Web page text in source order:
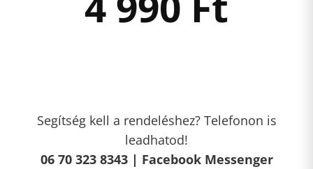
Segítség kell a rendeléshez? Telefonon is
leadhatod!
06 70 323 8343 | Facebook Messenger